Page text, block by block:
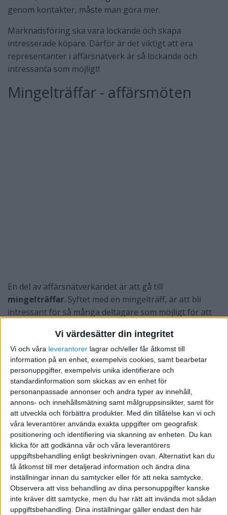
Vi värdesätter din integritet
Vi och våra leverantorer lagrar och/eller får åtkomst till
information på en enhet, exempelvis cookies, samt bearbetar
personuppgifter, exempelvis unika identifierare och
standardinformation som skickas av en enhet för
personanpassade annonser och andra typer av innehåll,
annons- och innehållsmätning samt målgruppsinsikter, samt för
att utveckla och förbättra produkter. Med din tillåtelse kan vi och
våra leverantörer använda exakta uppgifter om geografisk
positionering och identifiering via skanning av enheten. Du kan
klicka för att godkänna vår och våra leverantörers
uppgiftsbehandling enligt beskrivningen ovan. Alternativt kan du
få åtkomst till mer detaljerad information och ändra dina
inställningar innan du samtycker eller för att neka samtycke.
Observera att viss behandling av dina personuppgifter kanske
inte kräver ditt samtycke, men du har rätt att invända mot sådan
uppgiftsbehandling. Dina inställningar gäller endast den här
genom kontakter, måste man göra mer.
Marknadsföring ska vara lockande och skapa
intresserade köpare. Därför är det viktigt att era
representanter i affärsnätverk är så lockande och
intressanta som möjligt!
Mingelträffar - affärsmöten
En del av affärsnätverkandet är att gå till
mingelträffar. Syftet med en mingelträff, är att bli
intressant för så många deltagare som möjligt för att
förhoppningsvis kunna skapa affärer och/eller leda till
att få nya referenser.
Jag har varit på många mingelträffar och liknande
affärsmöten där representanter har varit allt utom
lockande och intressanta.
Har man inte en lockande, kort och intressant
introduktion blir ingen intresserad!
Lyckas man inte skapa intresse hos deltagarna är det
meningslöst att delta. Tänk på din introduktion som en
reklamsnutt i TV. Hade du haft samma budskap om du
hade gjort reklam i TV?
Det bästa med business networking är att om man